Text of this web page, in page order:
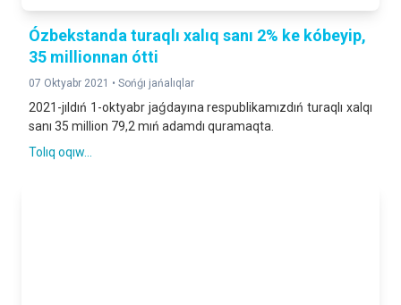
Ózbekstanda turaqlı xalıq sanı 2% ke kóbeyip,
35 millionnan ótti
07 Oktyabr 2021 • Sońǵı jańalıqlar
2021-jıldıń 1-oktyabr jaǵdayına respublikamızdıń turaqlı xalqı
sanı 35 million 79,2 mıń adamdı quramaqta.
Tolıq oqıw...